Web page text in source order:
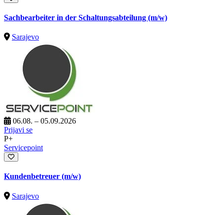
Sachbearbeiter in der Schaltungsabteilung (m/w)
Sarajevo
06.08. – 05.09.2026
Prijavi se
P+
Servicepoint
Kundenbetreuer (m/w)
Sarajevo